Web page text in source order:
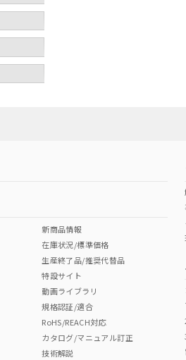
新商品情報
在庫状況/標準価格
生産終了品/推奨代替品
特設サイト
動画ライブラリ
規格認証/適合
RoHS/REACH対応
カタログ/マニュアル訂正
技術解説